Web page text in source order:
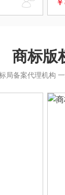
商标版
局备案代理机构